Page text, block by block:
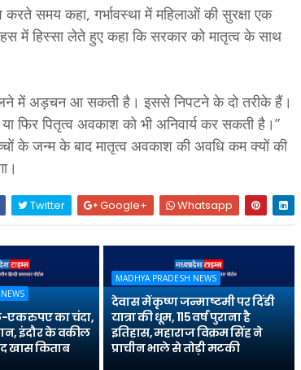
समय कहा, गर्भावस्था में महिलाओं की सुरक्षा एक
में हिस्सा लेते हुए कहा कि सरकार को मातृत्व के साथ
में अड़चन आ सकती है। इससे निपटने के दो तरीके हैं।
फिर पितृत्व अवकाश को भी अनिवार्य कर सकती है।”
के जन्म के बाद मातृत्व अवकाश की अवधि कम क्यों की
Twitter Google+ Whatsapp
एक रुपए का चंदा,
इंदौर के वकील
खास किताब
MADHYA PRADESH NEWS
देवास में कृष्ण जन्माष्टमी पर दिंडी
यात्रा की धूम, 115 वर्ष पुराना है
इतिहास, महाराज विक्रम सिंह ने
प्राचीन भाले से तोड़ी मटकी